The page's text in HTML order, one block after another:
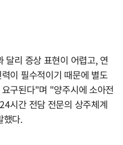
달리 증상 표현이 어렵고, 연
이 필수적이기 때문에 별도
구된다"며 "양주시에 소아전
시간 전담 전문의 상주체계
했다.